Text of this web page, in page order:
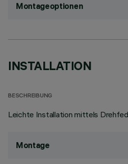
Montageoptionen
INSTALLATION
BESCHREIBUNG
Leichte Installation mittels
Montage